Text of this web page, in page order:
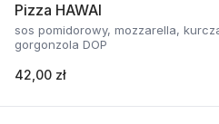
Pizza HAWAI
sos pomidorowy, mozzarella,
gorgonzola DOP
42,00 zł